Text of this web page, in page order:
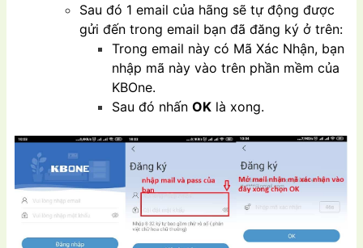
Sau đó 1 email của hãng sẽ tự động được
gửi đến trong email bạn đã đăng ký ở trên:
Trong email này có Mã Xác Nhận, bạn
nhập mã này vào trên phần mềm của
KBOne.
Sau đó nhấn OK là xong.